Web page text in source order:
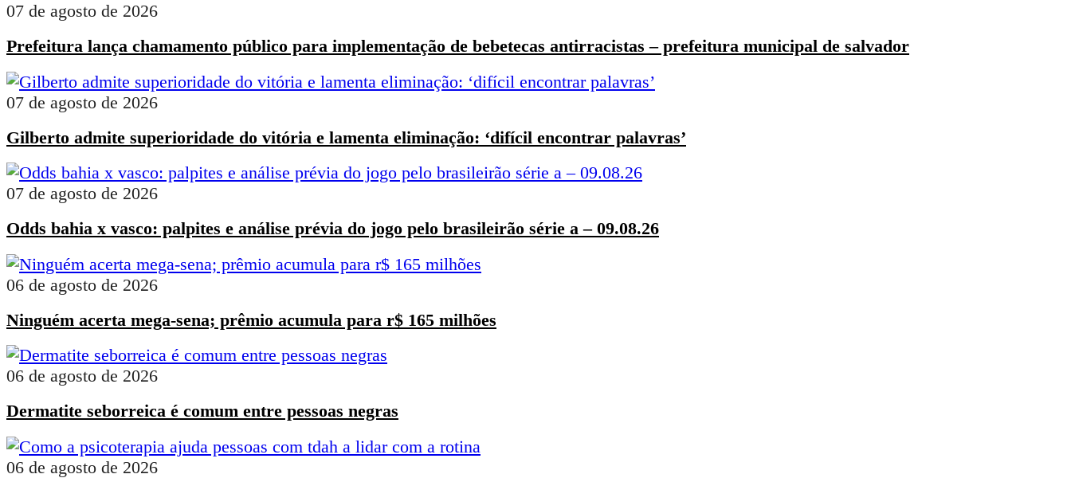
07 de agosto de 2026
Prefeitura lança chamamento público para implementação de bebetecas antirracistas – prefeitura municipal de salvador
07 de agosto de 2026
Gilberto admite superioridade do vitória e lamenta eliminação: ‘difícil encontrar palavras’
07 de agosto de 2026
Odds bahia x vasco: palpites e análise prévia do jogo pelo brasileirão série a – 09.08.26
06 de agosto de 2026
Ninguém acerta mega-sena; prêmio acumula para r$ 165 milhões
06 de agosto de 2026
Dermatite seborreica é comum entre pessoas negras
06 de agosto de 2026